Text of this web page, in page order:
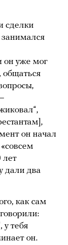
сделки
он уже мог
он начал
лет
дали два
как сам
у тебя
он.